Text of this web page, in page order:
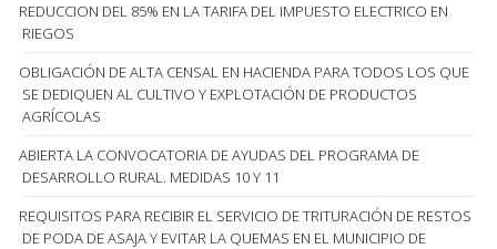
REDUCCION DEL 85% EN LA TARIFA DEL IMPUESTO ELECTRICO EN
RIEGOS
OBLIGACIÓN DE ALTA CENSAL EN HACIENDA PARA TODOS LOS QUE
SE DEDIQUEN AL CULTIVO Y EXPLOTACIÓN DE PRODUCTOS
AGRÍCOLAS
ABIERTA LA CONVOCATORIA DE AYUDAS DEL PROGRAMA DE
DESARROLLO RURAL. MEDIDAS 10 Y 11
REQUISITOS PARA RECIBIR EL SERVICIO DE TRITURACIÓN DE RESTOS
DE PODA DE ASAJA Y EVITAR LA QUEMAS EN EL MUNICIPIO DE